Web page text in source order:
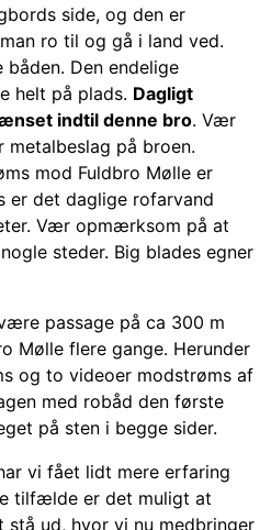
side, og den er
ro til og gå i land ved.
båden. Den endelige
helt på plads. Dagligt
indtil denne bro. Vær
på broen.
mod Fuldbro Mølle er
er det daglige rofarvand
Vær opmærksom på at
steder. Big blades egner
passage på ca 300 m
Mølle flere gange. Herunder
og to videoer modstrøms af
med robåd den første
på sten i begge sider.
vi fået lidt mere erfaring
tilfælde er det muligt at
stå ud, hvor vi nu medbringer